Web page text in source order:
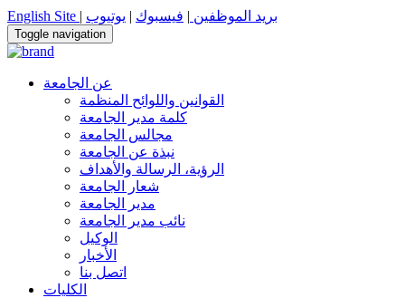
English Site | بريد الموظفين | فيسبوك | يوتيوب
Toggle navigation
عن الجامعة
القوانين واللوائح المنظمة
كلمة مدير الجامعة
مجالس الجامعة
نبذة عن الجامعة
الرؤية، الرسالة والأهداف
شعار الجامعة
مدير الجامعة
نائب مدير الجامعة
الوكيل
الأخبار
اتصل بنا
الكليات